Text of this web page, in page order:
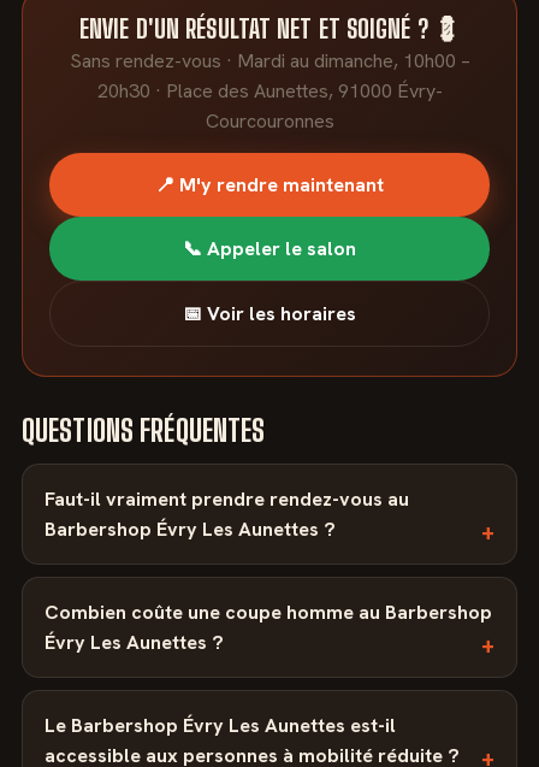
ENVIE D'UN RÉSULTAT NET ET SOIGNÉ ? 💈
Sans rendez-vous · Mardi au dimanche, 10h00 –
20h30 · Place des Aunettes, 91000 Évry-
Courcouronnes
📍 M'y rendre maintenant
📞 Appeler le salon
📅 Voir les horaires
QUESTIONS FRÉQUENTES
Faut-il vraiment prendre rendez-vous au
Barbershop Évry Les Aunettes ?
Combien coûte une coupe homme au Barbershop
Évry Les Aunettes ?
Le Barbershop Évry Les Aunettes est-il
accessible aux personnes à mobilité réduite ?